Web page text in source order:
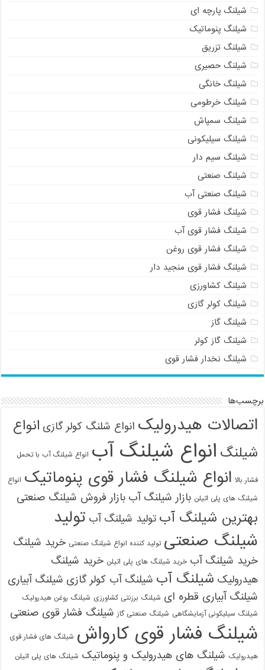
شیلنگ پارچه ای
شیلنگ پنوماتیک
شیلنگ تزریق
شیلنگ حصیری
شیلنگ خانگی
شیلنگ خرطومی
شیلنگ سمپاش
شیلنگ سیلیکونی
شیلنگ سیم دار
شیلنگ صنعتی
شیلنگ صنعتی آب
شیلنگ فشار قوی
شیلنگ فشار قوی آب
شیلنگ فشار قوی روغن
شیلنگ فشار قوی منجید دار
شیلنگ کشاورزی
شیلنگ کولر گازی
شیلنگ گاز
شیلنگ گاز کولر
شیلنگ نخدار فشار قوی
برچسب‌ها
اتصالات هیدرولیک انواع شلنگ کولر گازی انواع
شیلنگ انواع شیلنگ آب انواع شیلنگ آب با تحمل
فشار بالا انواع شیلنگ فشار قوی پنوماتیک انواع
شیلنگ های پلی اتیلن بازار شیلنگ آب بازار فروش شیلنگ صنعتی
بهترین شیلنگ آب تولید شیلنگ آب تولید
شیلنگ صنعتی تولید کننده انواع شیلنگ صنعتی خرید شیلنگ
خرید شیلنگ آب خرید شیلنگ های پلی اتیلن خرید شیلنگ
هیدرولیک شیلنگ آب شیلنگ آب کولر گازی شیلنگ آبیاری
شیلنگ آبیاری قطره ای شیلنگ برزنتی کشاورزی شیلنگ روغن هیدرولیک
شیلنگ سیلیکونی آزمایشگاهی شیلنگ صنعتی گاز شیلنگ فشار قوی صنعتی
شیلنگ فشار قوی کارواش شیلنگ های فشار قوی
هیدرولیک شیلنگ های هیدرولیک و پنوماتیک شیلنگ های پلی اتیلن
09121161360